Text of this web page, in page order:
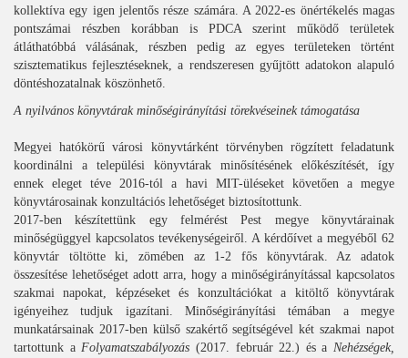
kollektíva egy igen jelentős része számára. A 2022-es önértékelés magas
pontszámai részben korábban is PDCA szerint működő területek
átláthatóbbá válásának, részben pedig az egyes területeken történt
szisztematikus fejlesztéseknek, a rendszeresen gyűjtött adatokon alapuló
döntéshozatalnak köszönhető.
A nyilvános könyvtárak minőségirányítási törekvéseinek támogatása
Megyei hatókörű városi könyvtárként törvényben rögzített feladatunk
koordinálni a települési könyvtárak minősítésének előkészítését, így
ennek eleget téve 2016-tól a havi MIT-üléseket követően a megye
könyvtárosainak konzultációs lehetőséget biztosítottunk.
2017-ben készítettünk egy felmérést Pest megye könyvtárainak
minőségüggyel kapcsolatos tevékenységeiről. A kérdőívet a megyéből 62
könyvtár töltötte ki, zömében az 1-2 fős könyvtárak. Az adatok
összesítése lehetőséget adott arra, hogy a minőségirányítással kapcsolatos
szakmai napokat, képzéseket és konzultációkat a kitöltő könyvtárak
igényeihez tudjuk igazítani. Minőségirányítási témában a megye
munkatársainak 2017-ben külső szakértő segítségével két szakmai napot
tartottunk aFolyamatszabályozás (2017. február 22.) és a Nehézségek,